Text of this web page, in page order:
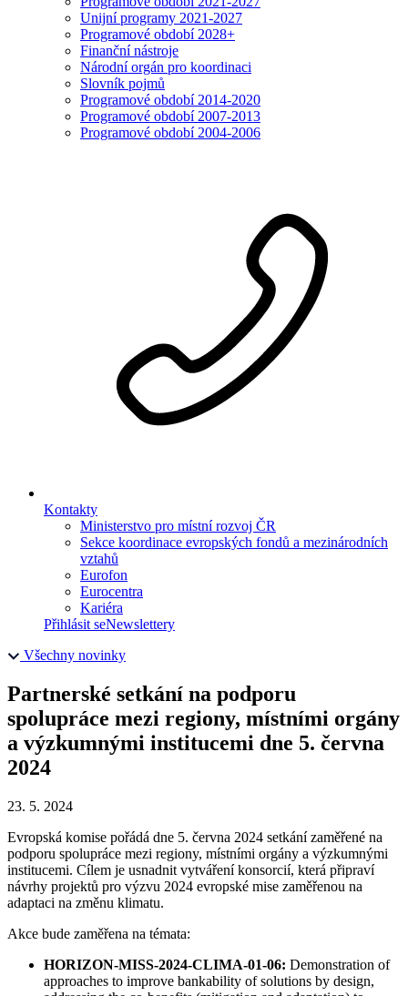
Unijní programy 2021-2027
Programové období 2028+
Finanční nástroje
Národní orgán pro koordinaci
Slovník pojmů
Programové období 2014-2020
Programové období 2007-2013
Programové období 2004-2006
Kontakty
Ministerstvo pro místní rozvoj ČR
Sekce koordinace evropských fondů a mezinárodních
vztahů
Eurofon
Eurocentra
Kariéra
Přihlásit seNewslettery
Všechny novinky
Partnerské setkání na podporu
spolupráce mezi regiony, místními orgány
a výzkumnými institucemi dne 5. června
2024
23. 5. 2024
Evropská komise pořádá dne 5. června 2024 setkání zaměřené na
podporu spolupráce mezi regiony, místními orgány a výzkumnými
institucemi. Cílem je usnadnit vytváření konsorcií, která připraví
návrhy projektů pro výzvu 2024 evropské mise zaměřenou na
adaptaci na změnu klimatu.
Akce bude zaměřena na témata:
HORIZON-MISS-2024-CLIMA-01-06: Demonstration of
approaches to improve bankability of solutions by design,